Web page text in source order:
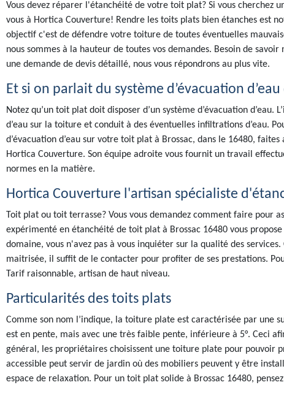
Vous devez réparer l'étanchéité de votre toit plat? Si vous cherchez
vous à Hortica Couverture! Rendre les toits plats bien étanches est
objectif c'est de défendre votre toiture de toutes éventuelles
nous sommes à la hauteur de toutes vos demandes. Besoin de
une demande de devis détaillé, nous vous répondrons au plus vite.
Et si on parlait du système d’évacuation
Notez qu’un toit plat doit disposer d’un système d’évacuation
d’eau sur la toiture et conduit à des éventuelles infiltrations d’eau.
d’évacuation d’eau sur votre toit plat à Brossac, dans le 16480,
Hortica Couverture. Son équipe adroite vous fournit un travail
normes en la matière.
Hortica Couverture l'artisan spécialiste
Toit plat ou toit terrasse? Vous vous demandez comment faire pour
expérimenté en étanchéité de toit plat à Brossac 16480 vous
domaine, vous n'avez pas à vous inquiéter sur la qualité des
maitrisée, il suffit de le contacter pour profiter de ses prestations.
Tarif raisonnable, artisan de haut niveau.
Particularités des toits plats
Comme son nom l’indique, la toiture plate est caractérisée par une
est en pente, mais avec une très faible pente, inférieure à 5°. Ceci
général, les propriétaires choisissent une toiture plate pour pouvoir
accessible peut servir de jardin où des mobiliers peuvent y être
espace de relaxation. Pour un toit plat solide à Brossac 16480,